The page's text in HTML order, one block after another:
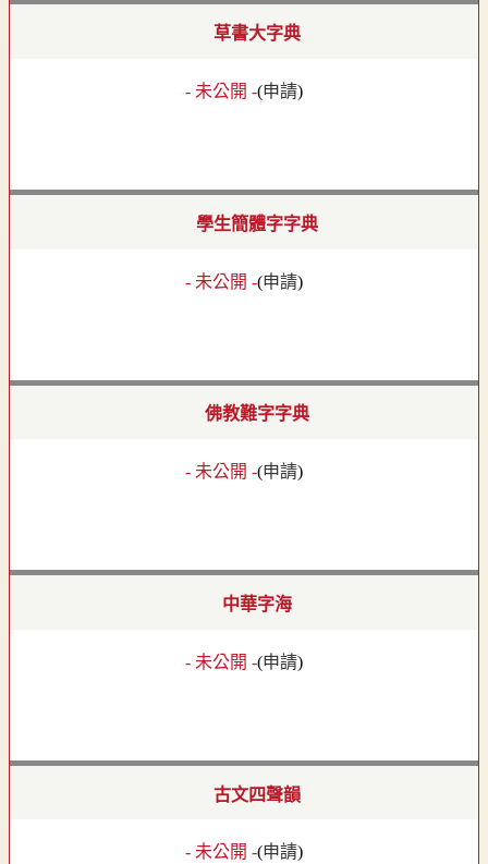
草書大字典
- 未公開 -(申請)
學生簡體字字典
- 未公開 -(申請)
佛教難字字典
- 未公開 -(申請)
中華字海
- 未公開 -(申請)
古文四聲韻
- 未公開 -(申請)